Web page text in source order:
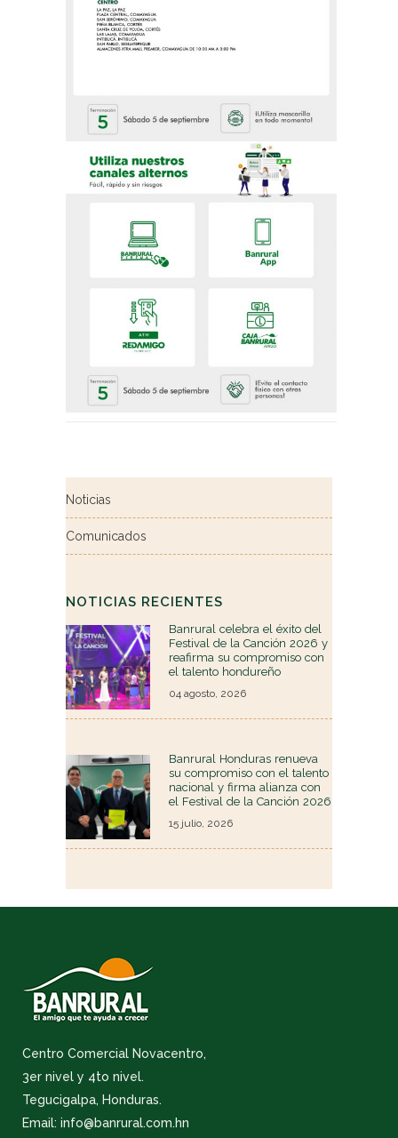
Noticias
Comunicados
NOTICIAS RECIENTES
Banrural celebra el éxito del
Festival de la Canción 2026 y
reafirma su compromiso con
el talento hondureño
04 agosto, 2026
Banrural Honduras renueva
su compromiso con el talento
nacional y firma alianza con
el Festival de la Canción 2026
15 julio, 2026
Centro Comercial Novacentro,
3er nivel y 4to nivel.
Tegucigalpa, Honduras.
Email: info@banrural.com.hn